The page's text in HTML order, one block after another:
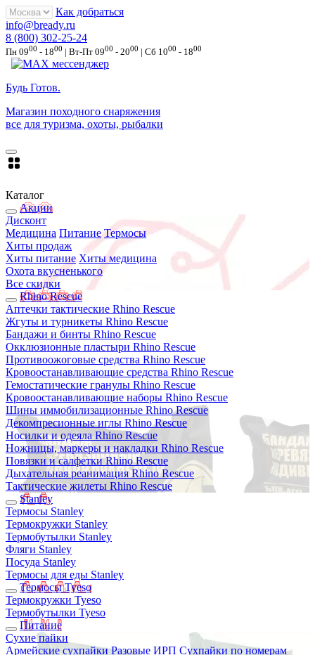
Как добраться
info@bready.ru
8 (800) 302-25-24
Пн 0900 - 1800 | Вт-Пт 0900 - 2000 | Сб 1000 - 1800
Будь Готов.
Магазин походного снаряжения
все для туризма, охоты, рыбалки
Каталог
Акции
Дисконт
Медицина Питание Термосы
Хиты продаж
Хиты питание Хиты медицина
Охота вкусненького
Все скидки
Rhino Rescue
Аптечки тактические Rhino Rescue
Жгуты и турникеты Rhino Rescue
Бандажи и бинты Rhino Rescue
Окклюзионные пластыри Rhino Rescue
Противоожоговые средства Rhino Rescue
Кровоостанавливающие средства Rhino Rescue
Гемостатические гранулы Rhino Rescue
Кровоостанавливающие наборы Rhino Rescue
Шины иммобилизационные Rhino Rescue
Декомпресионные иглы Rhino Rescue
Носилки и одеяла Rhino Rescue
Ножницы, маркеры и накладки Rhino Rescue
Повязки и салфетки Rhino Rescue
Дыхательная реанимация Rhino Rescue
Тактические жилеты Rhino Rescue
Stanley
Термосы Stanley
Термокружки Stanley
Термобутылки Stanley
Фляги Stanley
Посуда Stanley
Термосы для еды Stanley
Термосы Tyeso
Термокружки Tyeso
Термобутылки Tyeso
Питание
Сухие пайки
Армейские сухпайки Разовые ИРП Сухпайки по номерам